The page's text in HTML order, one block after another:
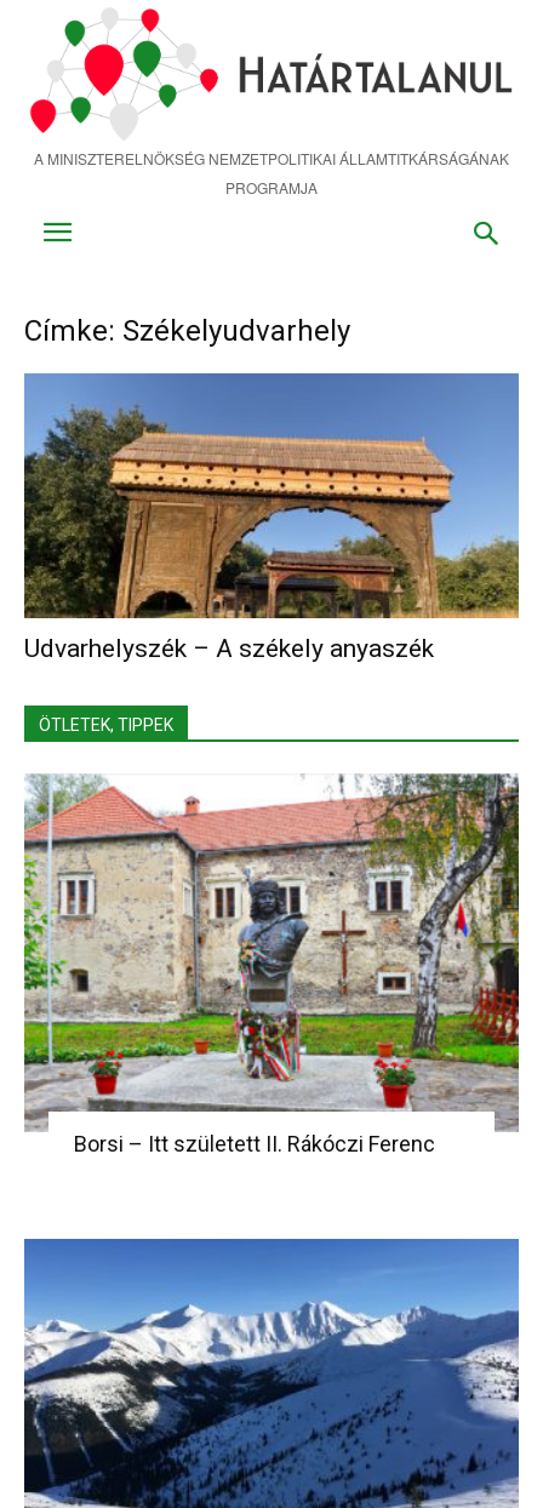
tartalomra
A MINISZTERELNÖKSÉG NEMZETPOLITIKAI ÁLLAMTITKÁRSÁGÁNAK
PROGRAMJA
Címke: Székelyudvarhely
Udvarhelyszék – A székely anyaszék
ÖTLETEK, TIPPEK
Borsi – Itt született II. Rákóczi Ferenc